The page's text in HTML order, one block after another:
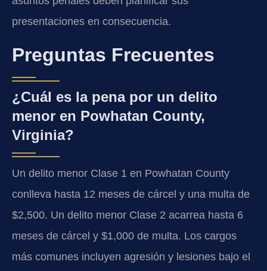
presentaciones en consecuencia.
Preguntas Frecuentes
¿Cuál es la pena por un delito
menor en Powhatan County,
Virginia?
Un delito menor Clase 1 en Powhatan County
conlleva hasta 12 meses de cárcel y una multa de
$2,500. Un delito menor Clase 2 acarrea hasta 6
meses de cárcel y $1,000 de multa. Los cargos
más comunes incluyen agresión y lesiones bajo el